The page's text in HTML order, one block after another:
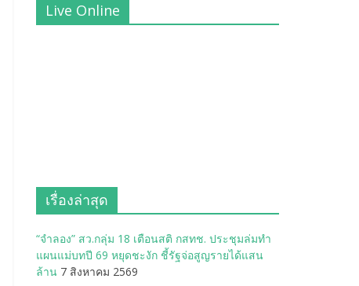
Live Online
เรื่องล่าสุด
“จำลอง” สว.กลุ่ม 18 เตือนสติ กสทช. ประชุมล่มทำ
แผนแม่บทปี 69 หยุดชะงัก ชี้รัฐจ่อสูญรายได้แสน
ล้าน 7 สิงหาคม 2569